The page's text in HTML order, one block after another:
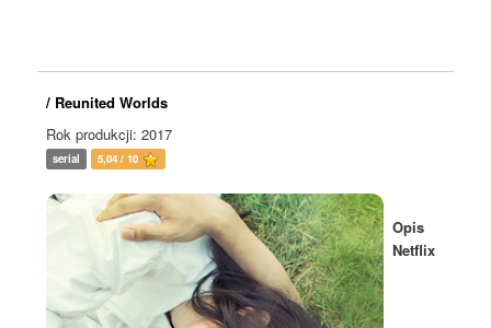
/ Reunited Worlds
Rok produkcji: 2017
serial 5,04 / 10
Opis
Netflix